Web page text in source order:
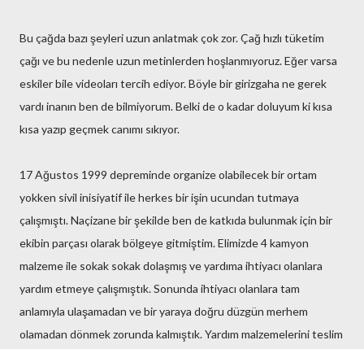
Bu çağda bazı şeyleri uzun anlatmak çok zor. Çağ hızlı tüketim
çağı ve bu nedenle uzun metinlerden hoşlanmıyoruz. Eğer varsa
eskiler bile videoları tercih ediyor. Böyle bir girizgaha ne gerek
vardı inanın ben de bilmiyorum. Belki de o kadar doluyum ki kısa
kısa yazıp geçmek canımı sıkıyor.
17 Ağustos 1999 depreminde organize olabilecek bir ortam
yokken sivil inisiyatif ile herkes bir işin ucundan tutmaya
çalışmıştı. Naçizane bir şekilde ben de katkıda bulunmak için bir
ekibin parçası olarak bölgeye gitmiştim. Elimizde 4 kamyon
malzeme ile sokak sokak dolaşmış ve yardıma ihtiyacı olanlara
yardım etmeye çalışmıştık. Sonunda ihtiyacı olanlara tam
anlamıyla ulaşamadan ve bir yaraya doğru düzgün merhem
olamadan dönmek zorunda kalmıştık. Yardım malzemelerini teslim